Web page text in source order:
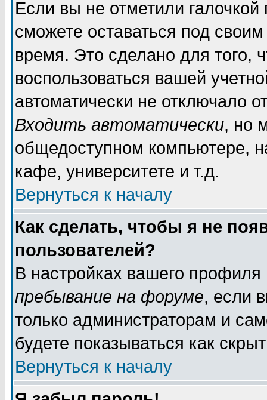
Если вы не отметили галочкой
сможете оставаться под
время. Это сделано для того,
воспользоваться вашей
автоматически не отключало
Входить автоматически, но
общедоступном компьютере,
кафе, университете и т.д.
Вернуться к началу
Как сделать, чтобы я не
пользователей?
В настройках вашего
пребывание на форуме, если
только администраторам и
будете показываться как
Вернуться к началу